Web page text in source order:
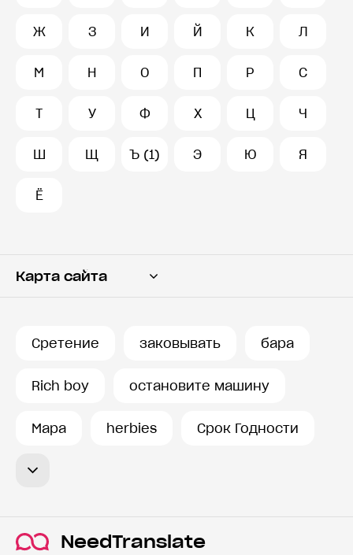
Ж З И Й К Л
М Н О П Р С
Т У Ф Х Ц Ч
Ш Щ Ъ (1) Э Ю Я
Ё
Карта сайта
Сретение заковывать бара
Rich boy остановите машину
Мара herbies Срок Годности
NeedTranslate